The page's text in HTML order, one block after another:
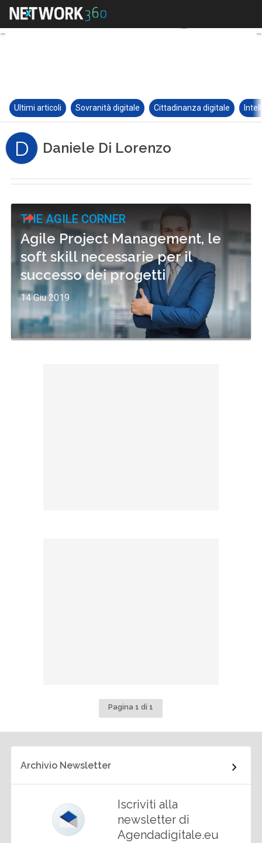
Ultimi articoli Sovranità digitale Cittadinanza digitale
D Daniele Di Lorenzo
THE AGILE CORNER
Agile Project Management, le
soft skill necessarie per il
successo dei progetti
14 Giu 2019
Pagina 1 di 1
Archivio Newsletter
Iscriviti alla
newsletter di
Agendadigitale.eu